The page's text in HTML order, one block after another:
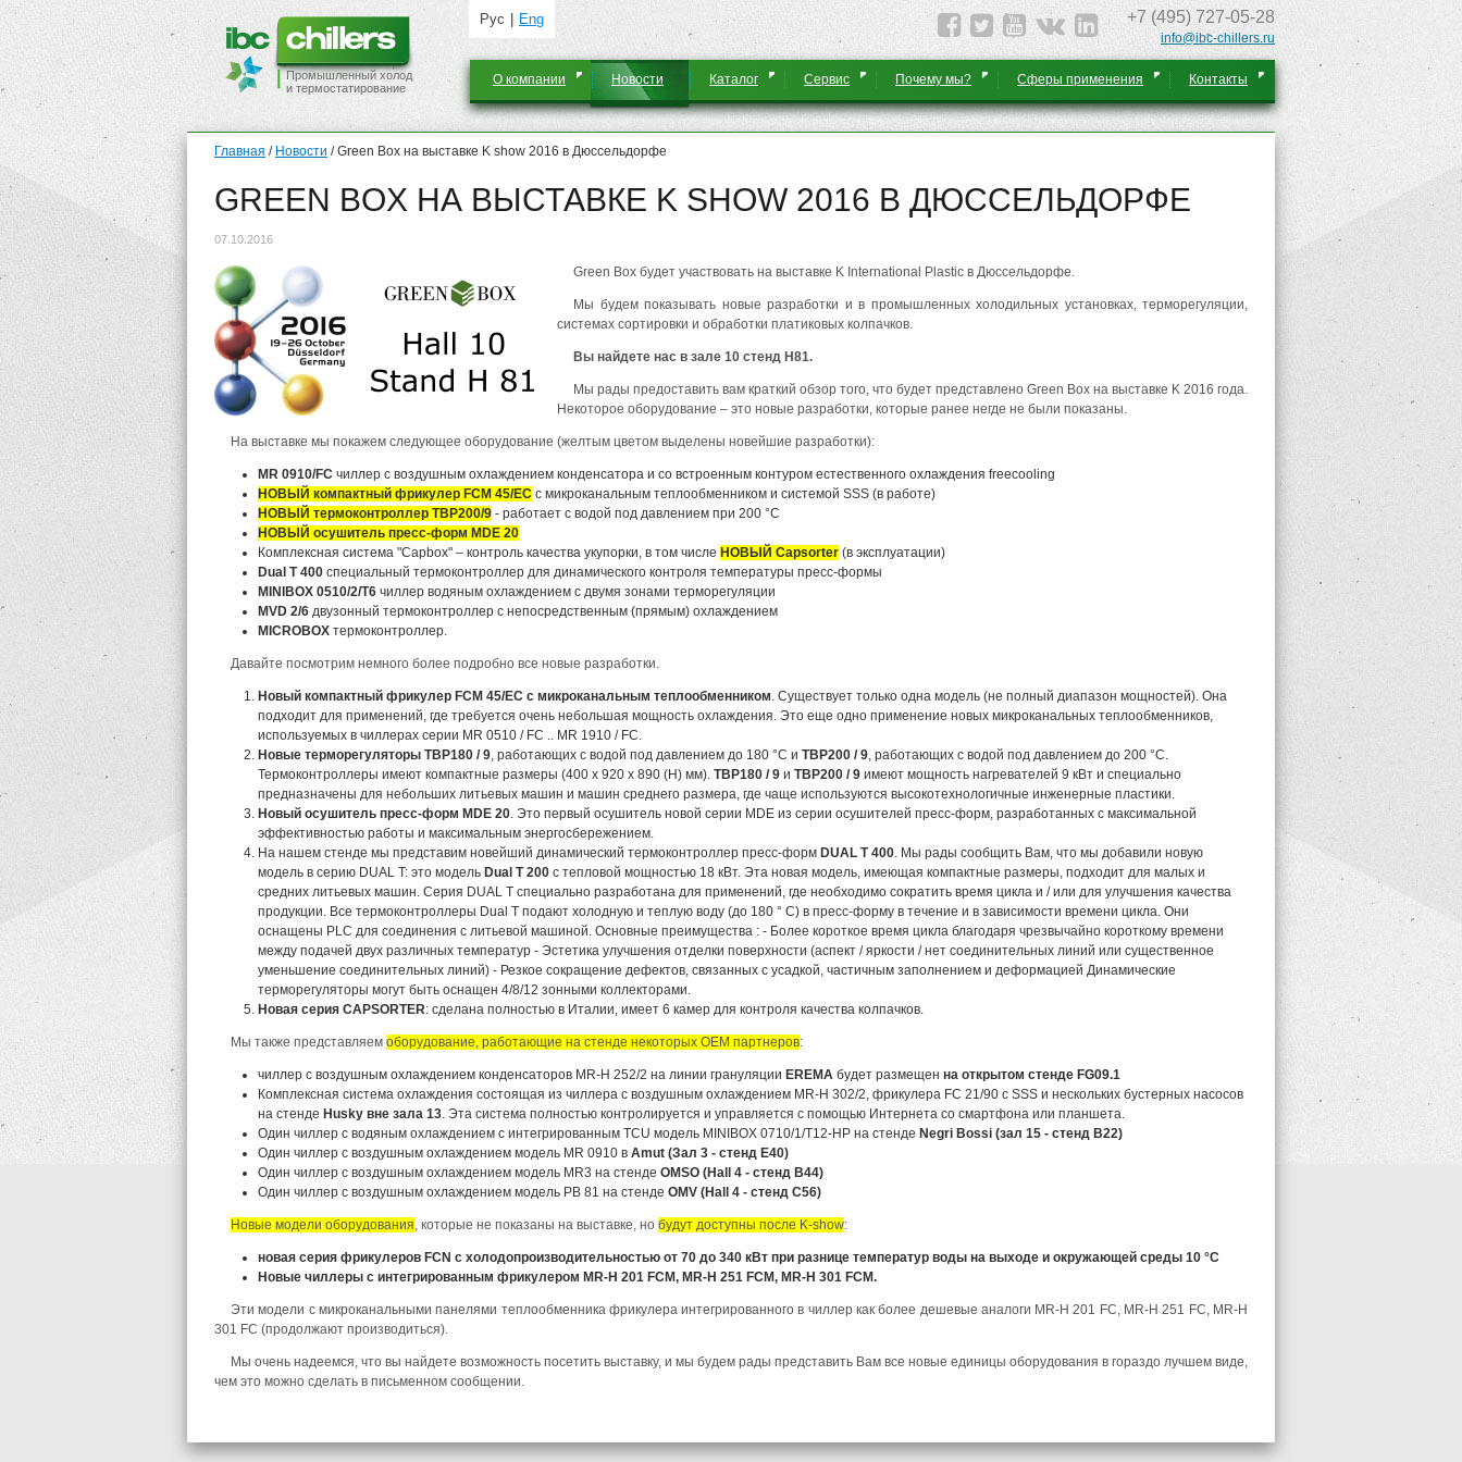
Промышленный холод
и термостатирование
+7 (495) 727-05-28
info@ibc-chillers.ru
Рус Eng
О компании Новости Каталог Сервис Почему мы? Сферы применения Контакты
Главная / Новости /Green Box на выставке K show 2016 в Дюссельдорфе
GREEN BOX НА ВЫСТАВКЕ K SHOW 2016 В ДЮССЕЛЬДОРФЕ
07.10.2016
Green Box будет участвовать на выставке K International Plastic в Дюссельдорфе.
Мы будем показывать новые разработки и в промышленных холодильных установках, терморегуляции,
системах сортировки и обработки платиковых колпачков.
Вы найдете нас в зале 10 стенд H81.
Мы рады предоставить вам краткий обзор того, что будет представлено Green Box на выставке K 2016 года.
Некоторое оборудование – это новые разработки, которые ранее негде не были показаны.
На выставке мы покажем следующее оборудование (желтым цветом выделены новейшие разработки):
MR 0910/FC чиллер с воздушным охлаждением конденсатора и со встроенным контуром естественного охлаждения freecooling
НОВЫЙ компактный фрикулер FCM 45/EC с микроканальным теплообменником и системой SSS (в работе)
НОВЫЙ термоконтроллер TBP200/9 - работает с водой под давлением при 200 °C
НОВЫЙ осушитель пресс-форм MDE 20
Комплексная система "Capbox" – контроль качества укупорки, в том числе НОВЫЙ Capsorter (в эксплуатации)
Dual T 400 специальный термоконтроллер для динамического контроля температуры пресс-формы
MINIBOX 0510/2/T6 чиллер водяным охлаждением с двумя зонами терморегуляции
MVD 2/6 двузонный термоконтроллер с непосредственным (прямым) охлаждением
MICROBOX термоконтроллер.
Давайте посмотрим немного более подробно все новые разработки.
Новый компактный фрикулер FCM 45/EC с микроканальным теплообменником. Существует только одна модель (не полный диапазон мощностей). Она
подходит для применений, где требуется очень небольшая мощность охлаждения. Это еще одно применение новых микроканальных теплообменников,
используемых в чиллерах серии MR 0510 / FC .. MR 1910 / FC.
Новые терморегуляторы TBP180 / 9, работающих с водой под давлением до 180 °C и TBP200 / 9, работающих с водой под давлением до 200 °C.
Термоконтроллеры имеют компактные размеры (400 х 920 х 890 (H) мм). TBP180 / 9 и TBP200 / 9 имеют мощность нагревателей 9 кВт и специально
предназначены для небольших литьевых машин и машин среднего размера, где чаще используются высокотехнологичные инженерные пластики.
Новый осушитель пресс-форм MDE 20. Это первый осушитель новой серии MDE из серии осушителей пресс-форм, разработанных с максимальной
эффективностью работы и максимальным энергосбережением.
На нашем стенде мы представим новейший динамический термоконтроллер пресс-форм DUAL T 400. Мы рады сообщить Вам, что мы добавили новую
модель в серию DUAL T: это модель Dual T 200 с тепловой мощностью 18 кВт. Эта новая модель, имеющая компактные размеры, подходит для малых и
средних литьевых машин. Серия DUAL T специально разработана для применений, где необходимо сократить время цикла и / или для улучшения качества
продукции. Все термоконтроллеры Dual T подают холодную и теплую воду (до 180 ° С) в пресс-форму в течение и в зависимости времени цикла. Они
оснащены PLC для соединения с литьевой машиной. Основные преимущества : - Более короткое время цикла благодаря чрезвычайно короткому времени
между подачей двух различных температур - Эстетика улучшения отделки поверхности (аспект / яркости / нет соединительных линий или существенное
уменьшение соединительных линий) - Резкое сокращение дефектов, связанных с усадкой, частичным заполнением и деформацией Динамические
терморегуляторы могут быть оснащен 4/8/12 зонными коллекторами.
Новая серия CAPSORTER: сделана полностью в Италии, имеет 6 камер для контроля качества колпачков.
Мы также представляем оборудование, работающие на стенде некоторых OEM партнеров:
чиллер с воздушным охлаждением конденсаторов MR-H 252/2 на линии грануляции EREMA будет размещен на открытом стенде FG09.1
Комплексная система охлаждения состоящая из чиллера с воздушным охлаждением MR-H 302/2, фрикулера FC 21/90 с SSS и нескольких бустерных насосов
на стенде Husky вне зала 13. Эта система полностью контролируется и управляется с помощью Интернета со смартфона или планшета.
Один чиллер с водяным охлаждением с интегрированным TCU модель MINIBOX 0710/1/T12-HP на стенде Negri Bossi (зал 15 - стенд B22)
Один чиллер с воздушным охлаждением модель MR 0910 в Amut (Зал 3 - стенд E40)
Один чиллер с воздушным охлаждением модель MR3 на стенде OMSO (Hall 4 - стенд B44)
Один чиллер с воздушным охлаждением модель PB 81 на стенде OMV (Hall 4 - стенд C56)
Новые модели оборудования, которые не показаны на выставке, но будут доступны после K-show:
новая серия фрикулеров FCN с холодопроизводительностью от 70 до 340 кВт при разнице температур воды на выходе и окружающей среды 10 °C
Новые чиллеры с интегрированным фрикулером MR-H 201 FCM, MR-H 251 FCM, MR-H 301 FCM.
Эти модели с микроканальными панелями теплообменника фрикулера интегрированного в чиллер как более дешевые аналоги MR-H 201 FC, MR-H 251 FC, MR-H
301 FC (продолжают производиться).
Мы очень надеемся, что вы найдете возможность посетить выставку, и мы будем рады представить Вам все новые единицы оборудования в гораздо лучшем виде,
чем это можно сделать в письменном сообщении.